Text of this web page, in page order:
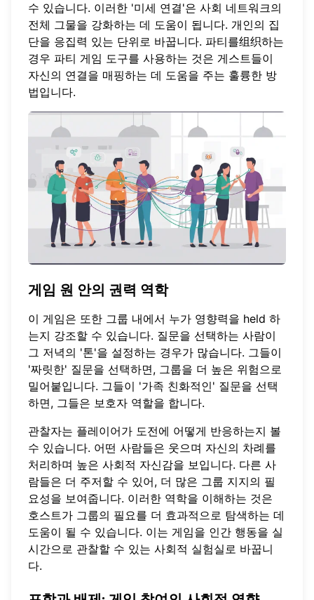
수 있습니다. 이러한 '미세 연결'은 사회 네트워크의
전체 그물을 강화하는 데 도움이 됩니다. 개인의 집
단을 응집력 있는 단위로 바꿉니다. 파티를组织하는
경우 파티 게임 도구를 사용하는 것은 게스트들이
자신의 연결을 매핑하는 데 도움을 주는 훌륭한 방
법입니다.
게임 원 안의 권력 역학
이 게임은 또한 그룹 내에서 누가 영향력을 held 하
는지 강조할 수 있습니다. 질문을 선택하는 사람이
그 저녁의 '톤'을 설정하는 경우가 많습니다. 그들이
'짜릿한' 질문을 선택하면, 그룹을 더 높은 위험으로
밀어붙입니다. 그들이 '가족 친화적인' 질문을 선택
하면, 그들은 보호자 역할을 합니다.
관찰자는 플레이어가 도전에 어떻게 반응하는지 볼
수 있습니다. 어떤 사람들은 웃으며 자신의 차례를
처리하며 높은 사회적 자신감을 보입니다. 다른 사
람들은 더 주저할 수 있어, 더 많은 그룹 지지의 필
요성을 보여줍니다. 이러한 역학을 이해하는 것은
호스트가 그룹의 필요를 더 효과적으로 탐색하는 데
도움이 될 수 있습니다. 이는 게임을 인간 행동을 실
시간으로 관찰할 수 있는 사회적 실험실로 바꿉니
다.